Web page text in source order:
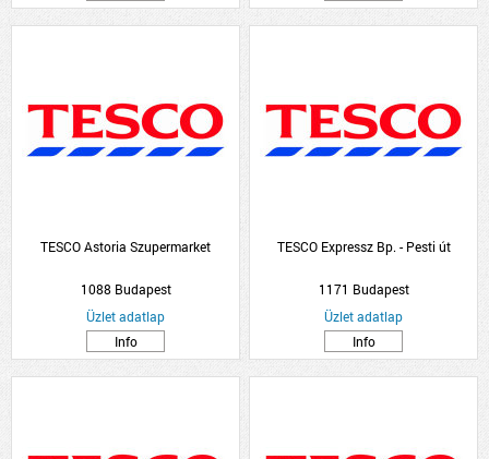
TESCO Astoria Szupermarket
1088 Budapest
Üzlet adatlap
Info
TESCO Expressz Bp. - Pesti út
1171 Budapest
Üzlet adatlap
Info